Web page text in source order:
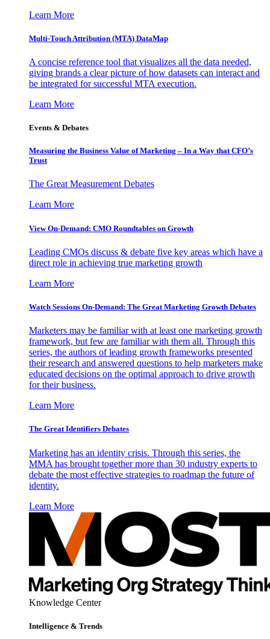
Learn More
Multi-Touch Attribution (MTA) DataMap
A concise reference tool that visualizes all the data needed,
giving brands a clear picture of how datasets can interact and
be integrated for successful MTA execution.
Learn More
Events & Debates
Measuring the Business Value of Marketing – In a Way that CFO’s
Trust
The Great Measurement Debates
Learn More
View On-Demand: CMO Roundtables on Growth
Leading CMOs discuss & debate five key areas which have a
direct role in achieving true marketing growth
Learn More
Watch Sessions On-Demand: The Great Marketing Growth Debates
Marketers may be familiar with at least one marketing growth
framework, but few are familiar with them all. Through this
series, the authors of leading growth frameworks presented
their research and answered questions to help marketers make
educated decisions on the optimal approach to drive growth
for their business.
Learn More
The Great Identifiers Debates
Marketing has an identity crisis. Through this series, the
MMA has brought together more than 30 industry experts to
debate the most effective strategies to roadmap the future of
identity.
Learn More
Knowledge Center
Intelligence & Trends